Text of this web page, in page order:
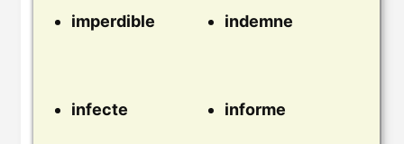
imperdible indemne
infecte informe